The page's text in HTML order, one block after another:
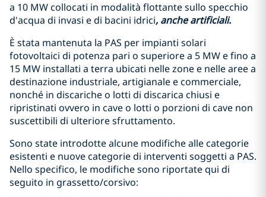
a 10 MW collocati in modalità flottante sullo specchio
d'acqua di invasi e di bacini idrici, anche artificiali.
È stata mantenuta la PAS per impianti solari
fotovoltaici di potenza pari o superiore a 5 MW e fino a
15 MW installati a terra ubicati nelle zone e nelle aree a
destinazione industriale, artigianale e commerciale,
nonché in discariche o lotti di discarica chiusi e
ripristinati ovvero in cave o lotti o porzioni di cave non
suscettibili di ulteriore sfruttamento.
Sono state introdotte alcune modifiche alle categorie
esistenti e nuove categorie di interventi soggetti a PAS.
Nello specifico, le modifiche sono riportate qui di
seguito in grassetto/corsivo: